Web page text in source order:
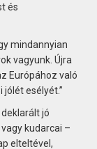
és
mindannyian
vagyunk. Újra
Európához való
esélyét.”
jó
kudarcai –
elteltével,